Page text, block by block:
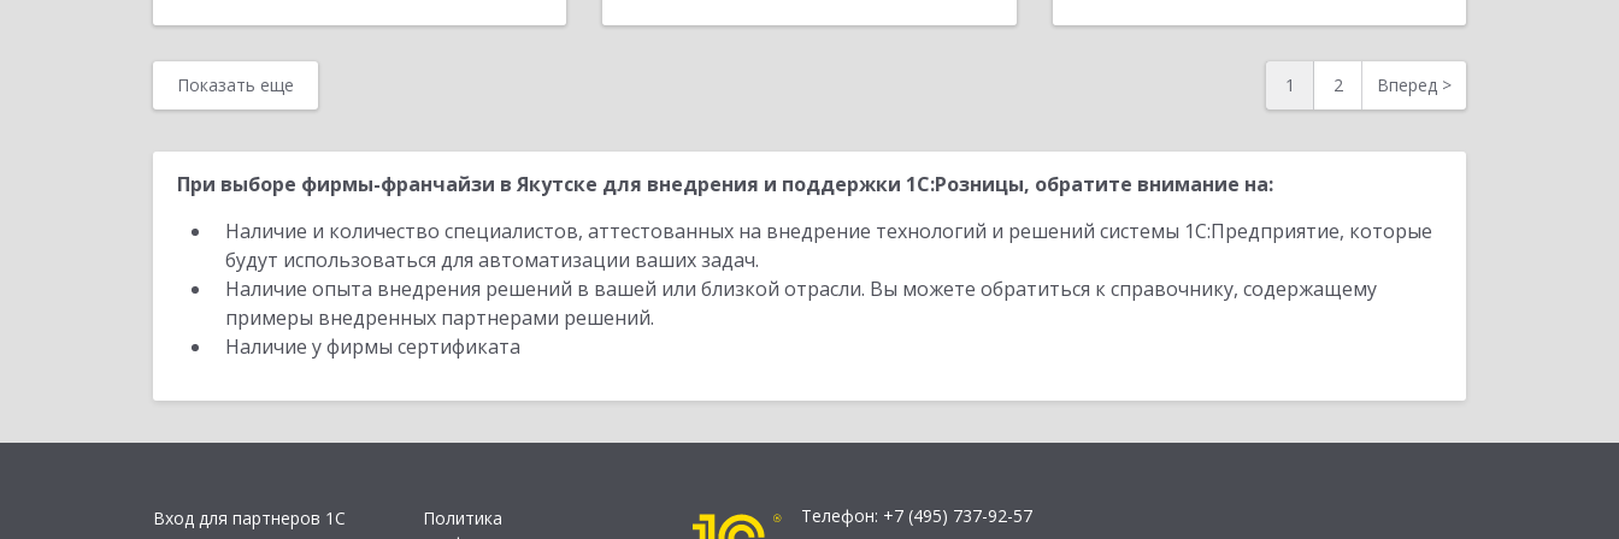
Показать еще 1 2 Вперед >
При выборе фирмы-франчайзи в Якутске для внедрения и поддержки 1С:Розницы, обратите внимание на:
Наличие и количество специалистов, аттестованных на внедрение технологий и решений системы 1С:Предприятие, которые
будут использоваться для автоматизации ваших задач.
Наличие опыта внедрения решений в вашей или близкой отрасли. Вы можете обратиться к справочнику, содержащему
примеры внедренных партнерами решений.
Наличие у фирмы сертификата
Вход для партнеров 1С
Политика
Телефон: +7 (495) 737-92-57